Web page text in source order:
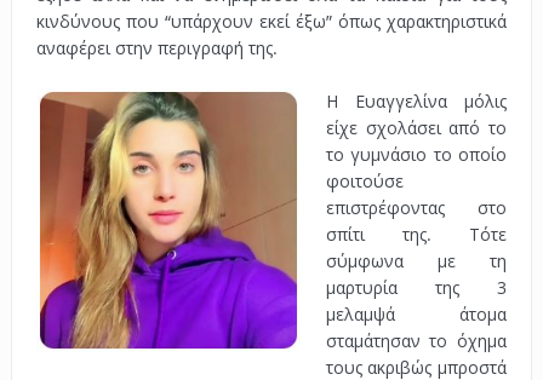
κινδύνους που “υπάρχουν εκεί έξω” όπως χαρακτηριστικά
αναφέρει στην περιγραφή της.
Η Ευαγγελίνα μόλις
είχε σχολάσει από το
το γυμνάσιο το οποίο
φοιτούσε
επιστρέφοντας στο
σπίτι της. Τότε
σύμφωνα με τη
μαρτυρία της 3
μελαμψά άτομα
σταμάτησαν το όχημα
τους ακριβώς μπροστά